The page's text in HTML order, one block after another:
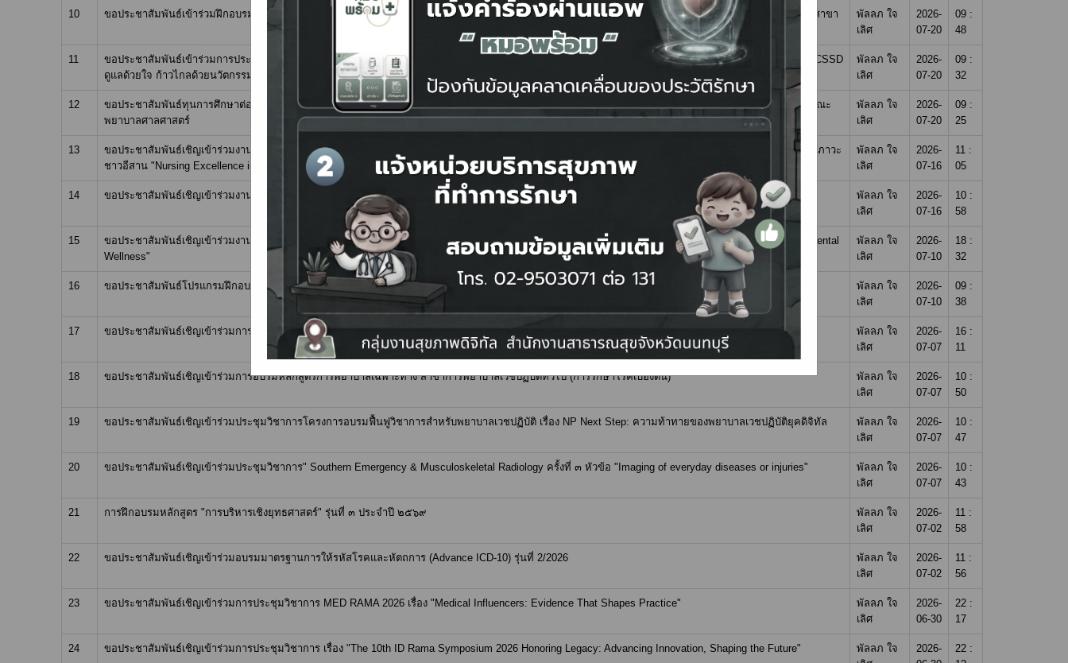
10 ขอประชาสัมพันธ์เข้าร่วมฝึกอบรมหลักสูตรระยะสั้นการบริบาลทางเภสัชกรรม ภายใต้โครงการจัดการหลักสูตร Non Degree ประจำปีงบประมาณ ๒๕๗๐ จำนวน ๙ สาขา
พัลลภ ใจ
เลิศ
2026-
07-20
09 :
48
11
ขอประชาสัมพันธ์เข้าร่วมการประชุมวิชาการงานเวชภัณฑ์ปลอดเชื้อ คณะแพทยศาสตร์โรงพยาบาลรามาธิบดี Compassionate Innovation: Shaping the Future in CSSD
ดูแลด้วยใจ ก้าวไกลด้วยนวัตกรรม : พลิกโฉมอนาคตงาน CSSD
พัลลภ ใจ
เลิศ
2026-
07-20
09 :
32
12
ขอประชาสัมพันธ์ทุนการศึกษาต่อระดับปริญญาตรีทางวิชาชีพ ด้านวิทยาศาสตร์สุขภาพ หลักสูตรพยาบาลศาสตรบัณฑิต (สำหรับผู้สำเร็จปริญญาตรีสาขาอื่น 2.5ปี) คณะ
พยาบาลศาลศาสตร์
พัลลภ ใจ
เลิศ
2026-
07-20
09 :
25
13
ขอประชาสัมพันธ์เชิญเข้าร่วมงานประชุมวิชาการฝ่ายการพยาบาล รพ.ศรีนครินทร์ ในหัวข้อ การพยาบาลสู่อนาคต : ผสานพลัง AI และความล้ำสมัย เพื่อยกระดับสุขภาวะ
ชาวอีสาน "Nursing Excellence in the Al Era: Synergizing Technology and Compassionate Care for Isan Health"
พัลลภ ใจ
เลิศ
2026-
07-16
11 :
05
14 ขอประชาสัมพันธ์เชิญเข้าร่วมงานประชุมบริการวิชาการ คณะแพทย์ศาสตร์ Med NU Medical Expo ประจำปี 2569
พัลลภ ใจ
เลิศ
2026-
07-16
10 :
58
15
ขอประชาสัมพันธ์เชิญเข้าร่วมงานประชุมวิชาการ เรื่อง "Integrated Health Across Diverse Populations: Hormones, Metabolism, Neurological Disorders, and Mental
Wellness"
พัลลภ ใจ
เลิศ
2026-
07-10
18 :
32
16 ขอประชาสัมพันธ์โปรแกรมฝึกอบรมประจำปี ๒๕๖๙ และเอกสารประชาสัมพันธ์หลักสูตรฝึกอบรมของสำนักการศึกษาต่อเนื่อง มหาวิทยาลัยสุโขทัยธรรมาธิราช
พัลลภ ใจ
เลิศ
2026-
07-10
09 :
38
17 ขอประชาสัมพันธ์เชิญเข้าร่วมการอบรม "การบริหารบริการเทคโนโลยีสารสนเทศเพื่อโรงพยาบาล" (IT Service Management Essential for Hospital)
พัลลภ ใจ
เลิศ
2026-
07-07
16 :
11
18 ขอประชาสัมพันธ์เชิญเข้าร่วมการอบรมหลักสูตรการพยาบาลเฉพาะทาง สาขาการพยาบาลเวชปฏิบัติทั่วไป (การรักษาโรคเบื้องต้น)
พัลลภ ใจ
เลิศ
2026-
07-07
10 :
50
19 ขอประชาสัมพันธ์เชิญเข้าร่วมประชุมวิชาการโครงการอบรมฟื้นฟูวิชาการสำหรับพยาบาลเวชปฏิบัติ เรื่อง NP Next Step: ความท้าทายของพยาบาลเวชปฏิบัติยุคดิจิทัล
พัลลภ ใจ
เลิศ
2026-
07-07
10 :
47
20 ขอประชาสัมพันธ์เชิญเข้าร่วมประชุมวิชาการ" Southern Emergency & Musculoskeletal Radiology ครั้งที่ ๓ หัวข้อ "Imaging of everyday diseases or injuries"
พัลลภ ใจ
เลิศ
2026-
07-07
10 :
43
21 การฝึกอบรมหลักสูตร "การบริหารเชิงยุทธศาสตร์" รุ่นที่ ๓ ประจำปี ๒๕๖๙
พัลลภ ใจ
เลิศ
2026-
07-02
11 :
58
22 ขอประชาสัมพันธ์เชิญเข้าร่วมอบรมมาตรฐานการให้รหัสโรคและหัตถการ (Advance ICD-10) รุ่นที่ 2/2026
พัลลภ ใจ
เลิศ
2026-
07-02
11 :
56
23 ขอประชาสัมพันธ์เชิญเข้าร่วมการประชุมวิชาการ MED RAMA 2026 เรื่อง "Medical Influencers: Evidence That Shapes Practice"
พัลลภ ใจ
เลิศ
2026-
06-30
22 :
17
24 ขอประชาสัมพันธ์เชิญเข้าร่วมการประชุมวิชาการ เรื่อง "The 10th ID Rama Symposium 2026 Honoring Legacy: Advancing Innovation, Shaping the Future"
พัลลภ ใจ
2026-
22 :